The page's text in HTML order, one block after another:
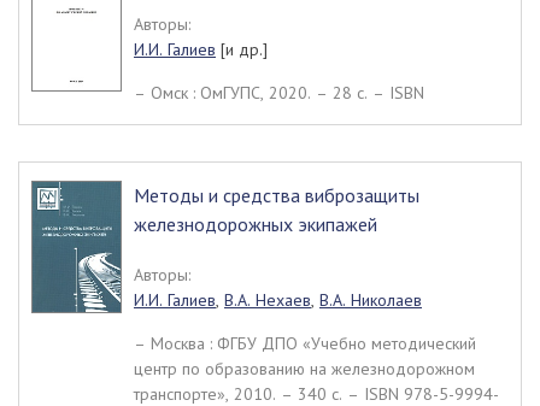
Авторы:
И.И. Галиев [и др.]
– Омск : ОмГУПС, 2020. – 28 c. – ISBN
Методы и средства виброзащиты
железнодорожных экипажей
Авторы:
И.И. Галиев, В.А. Нехаев, В.А. Николаев
– Москва : ФГБУ ДПО «Учебно методический
центр по образованию на железнодорожном
транспорте», 2010. – 340 c. – ISBN 978-5-9994-